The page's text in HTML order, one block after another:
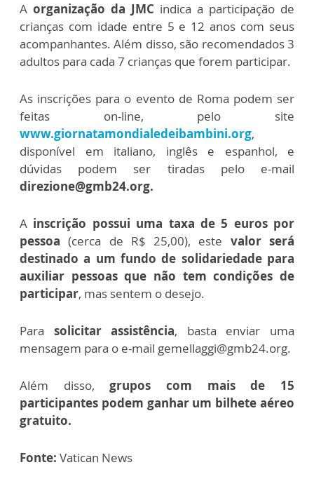
A organização da JMC indica a participação de
crianças com idade entre 5 e 12 anos com seus
acompanhantes. Além disso, são recomendados 3
adultos para cada 7 crianças que forem participar.
As inscrições para o evento de Roma podem ser
feitas on-line, pelo site
www.giornatamondialedeibambini.org,
disponível em italiano, inglês e espanhol, e
dúvidas podem ser tiradas pelo e-mail
direzione@gmb24.org.
A inscrição possui uma taxa de 5 euros por
pessoa (cerca de R$ 25,00), este valor será
destinado a um fundo de solidariedade para
auxiliar pessoas que não tem condições de
participar, mas sentem o desejo.
Para solicitar assistência, basta enviar uma
mensagem para o e-mail gemellaggi@gmb24.org.
Além disso,grupos com mais de 15
participantes podem ganhar um bilhete aéreo
gratuito.
Fonte: Vatican News